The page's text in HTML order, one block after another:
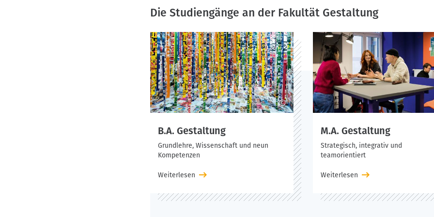
Die Studiengänge an der Fakultät Gestaltung
©
B.A. Gestaltung
Grundlehre, Wissenschaft und neun
Kompetenzen
Weiterlesen
M.A. Gestaltung
Strategisch, integrativ und
teamorientiert
Weiterlesen